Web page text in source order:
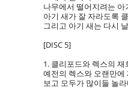
나무에서 떨어지려는
아기 새가 잘 자라도록
그리고 아기 새는 다시
[DISC 5]
1. 클리포드와 렉스의 재
예전의 렉스와 오랜만
보고 모두가 많이들 놀